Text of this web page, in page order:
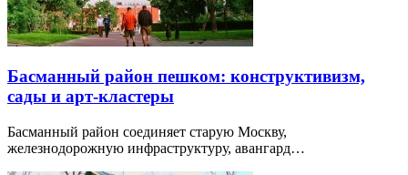
Басманный район пешком: конструктивизм,
сады и арт-кластеры
Басманный район соединяет старую Москву,
железнодорожную инфраструктуру, авангард…